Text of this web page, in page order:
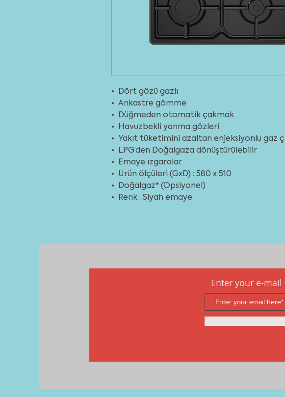
• Dört gözü gazlı
• Ankastre gömme
• Düğmeden otomatik çakmak
• Havuzbekli yanma gözleri
• Yakıt tüketimini azaltan enjeksiyonlu gaz
• LPG’den Doğalgaza dönüştürülebilir
• Emaye ızgaralar
• Ürün ölçüleri (GxD) : 580 x 510
• Doğalgaz* (Opsiyonel)
• Renk : Siyah emaye
Enter your e-